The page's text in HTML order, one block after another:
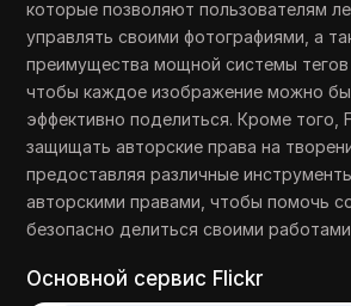
которые позволяют пользователям
управлять своими фотографиями, а
преимущества мощной системы тегов
чтобы каждое изображение можно
эффективно поделиться. Кроме того,
защищать авторские права на
предоставляя различные
авторскими правами, чтобы помочь
безопасно делиться своими
Основной сервис Flickr